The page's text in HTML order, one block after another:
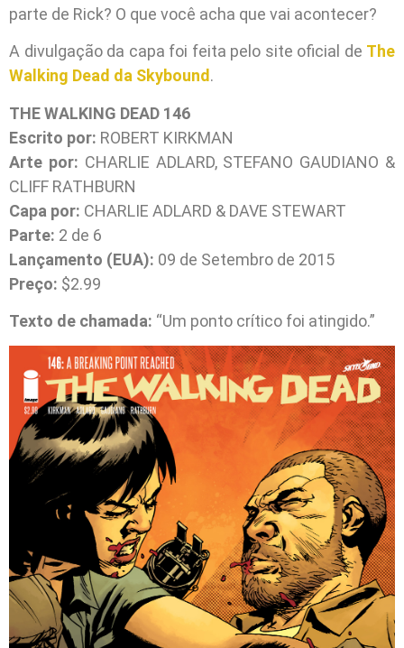
parte de Rick? O que você acha que vai acontecer?
A divulgação da capa foi feita pelo site oficial de The
Walking Dead da Skybound .
THE WALKING DEAD 146
Escrito por: ROBERT KIRKMAN
Arte por: CHARLIE ADLARD, STEFANO GAUDIANO &
CLIFF RATHBURN
Capa por: CHARLIE ADLARD & DAVE STEWART
Parte: 2 de 6
Lançamento (EUA): 09 de Setembro de 2015
Preço: $2.99
Texto de chamada: “Um ponto crítico foi atingido.”